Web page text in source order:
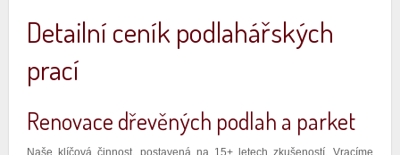
Detailní ceník podlahářských
prací
Renovace dřevěných podlah a parket
Naše klíčová činnost, postavená na 15+ letech zkušeností. Vracíme